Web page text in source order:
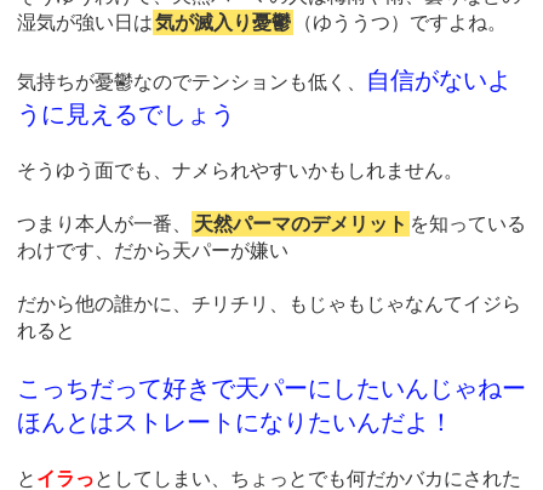
湿気が強い日は気が滅入り憂鬱 （ゆううつ）ですよね。
気持ちが憂鬱なのでテンションも低く、
自信がないよ
うに見えるでしょう
そうゆう面でも、ナメられやすいかもしれません。
つまり本人が一番、 天然パーマのデメリット を知っている
わけです、だから天パーが嫌い
だから他の誰かに、チリチリ、もじゃもじゃなんてイジら
れると
こっちだって好きで天パーにしたいんじゃねー
ほんとはストレートになりたいんだよ！
と イラっとしてしまい、ちょっとでも何だかバカにされた